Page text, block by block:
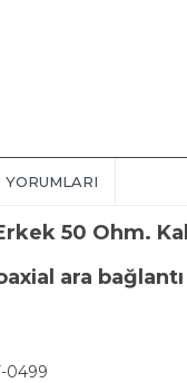
YORUMLARI
50 Ohm.
ara
0499